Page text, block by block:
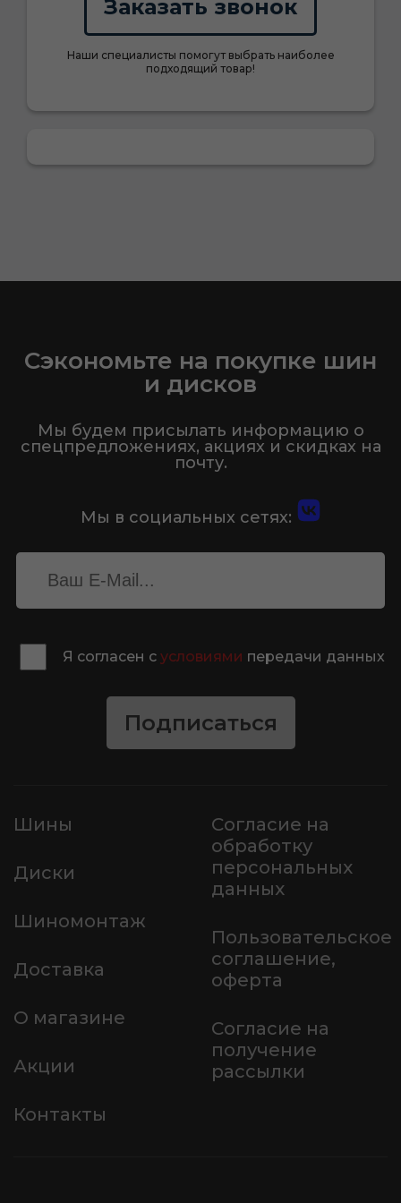
Заказать звонок
Наши специалисты помогут выбрать наиболее
подходящий товар!
Сэкономьте на покупке шин
и дисков
Мы будем присылать информацию о
спецпредложениях, акциях и скидках на
почту.
Мы в социальных сетях:
Я согласен с условиями передачи данных
Подписаться
Шины
Диски
Шиномонтаж
Доставка
О магазине
Акции
Контакты
Согласие на
обработку
персональных
данных
Пользовательское
соглашение,
оферта
Согласие на
получение
рассылки